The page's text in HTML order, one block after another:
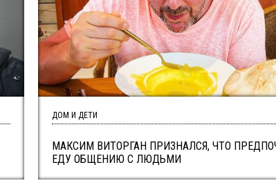
МАКСИМ ВИТОРГАН ПРИЗНАЛСЯ, ЧТО
ЕДУ ОБЩЕНИЮ С ЛЮДЬМИ
ДОМ И ДЕТИ